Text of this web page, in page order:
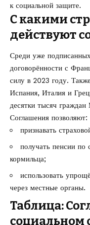
к социальной защите.
С какими
действуют
Среди уже
договорённости с
силу в 2023 году.
Испания, Италия и
десятки тысяч
Соглашения позволяют:
признавать
получать пенсии по
кормильца;
использовать
через местные органы.
Таблица:
социальном